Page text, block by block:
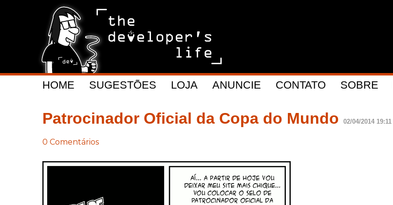
HOME SUGESTÕES LOJA ANUNCIE CONTATO SOBRE
Patrocinador Oficial da Copa do Mundo 02/04/2014 19:11
0 Comentários